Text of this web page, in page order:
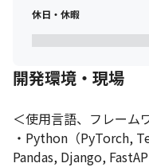
休日・休暇
開発環境・現場
＜使用言語、フレーム
・Python（PyTorch,
Pandas, Django,